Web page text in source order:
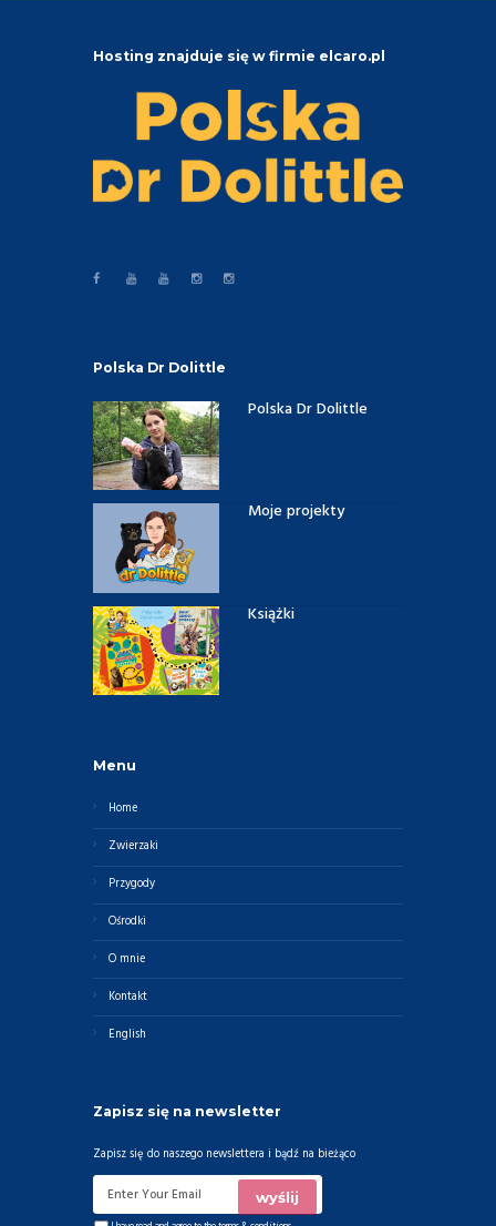
Hosting znajduje się w firmie elcaro.pl
Polska Dr Dolittle
Polska Dr Dolittle
Moje projekty
Książki
Menu
Home
Zwierzaki
Przygody
Ośrodki
O mnie
Kontakt
English
Zapisz się na newsletter
Zapisz się do naszego newslettera i bądź na bieżąco